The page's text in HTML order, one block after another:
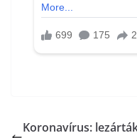
Koronavírus: